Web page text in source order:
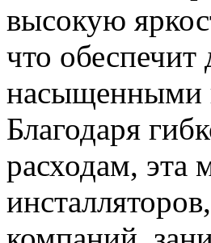
высокую
что
насыщенными
Благодаря
расходам, эта